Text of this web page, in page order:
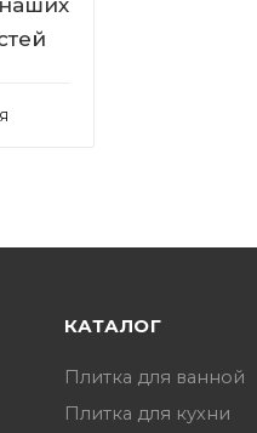
КАТАЛОГ
Плитка для ванной
Плитка для кухни